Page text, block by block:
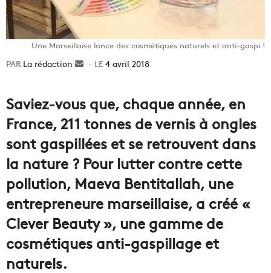
Une Marseillaise lance des cosmétiques naturels et anti-gaspi !
La rédaction
Envoyer4 avril 2018
Saviez-vous que, chaque année, en
France, 211 tonnes de vernis à ongles
sont gaspillées et se retrouvent dans
la nature ? Pour lutter contre cette
pollution, Maeva Bentitallah, une
entrepreneure marseillaise, a créé «
Clever Beauty », une gamme de
cosmétiques anti-gaspillage et
naturels.